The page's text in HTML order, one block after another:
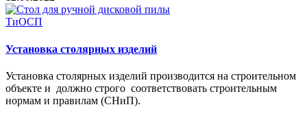
Опубликовано
ТиОСП
Установка столярных изделий
Установка столярных изделий производится на строительном
объекте и должно строго соответствовать строительным
нормам и правилам (СНиП).